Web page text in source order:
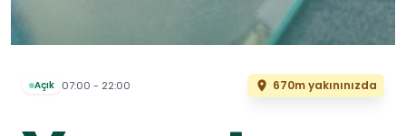
Açık 07:00 - 22:00 670m yakınınızda